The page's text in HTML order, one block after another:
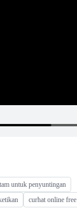
untuk penyuntingan
curhat online free